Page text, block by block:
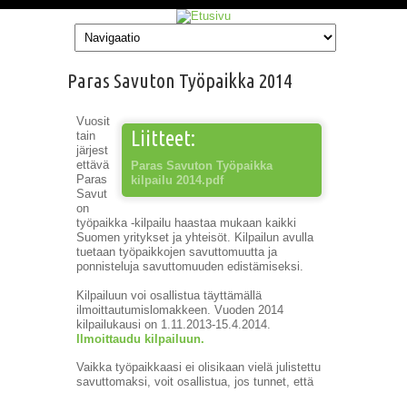
Paras Savuton Työpaikka 2014
Liitteet:
Paras Savuton Työpaikka
kilpailu 2014.pdf
Vuosit
tain
järjest
ettävä
Paras
Savut
on
työpaikka -kilpailu haastaa mukaan kaikki
Suomen yritykset ja yhteisöt. Kilpailun avulla
tuetaan työpaikkojen savuttomuutta ja
ponnisteluja savuttomuuden edistämiseksi.
Kilpailuun voi osallistua täyttämällä
ilmoittautumislomakkeen. Vuoden 2014
kilpailukausi on 1.11.2013-15.4.2014.
Ilmoittaudu kilpailuun.
Vaikka työpaikkaasi ei olisikaan vielä julistettu
savuttomaksi, voit osallistua, jos tunnet, että